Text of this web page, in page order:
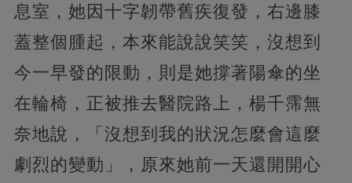
息室，她因十字韌帶舊疾復發，右邊膝
蓋整個腫起，本來能說說笑笑，沒想到
今一早發的限動，則是她撐著陽傘的坐
在輪椅，正被推去醫院路上，楊千霈無
奈地說，「沒想到我的狀況怎麼會這麼
劇烈的變動」，原來她前一天還開開心